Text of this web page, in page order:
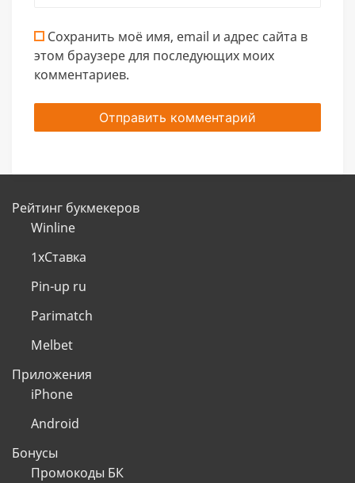
Сохранить моё имя, email и адрес сайта в
этом браузере для последующих моих
комментариев.
Рейтинг букмекеров
Winline
1хСтавка
Pin-up ru
Parimatch
Melbet
Приложения
iPhone
Android
Бонусы
Промокоды БК